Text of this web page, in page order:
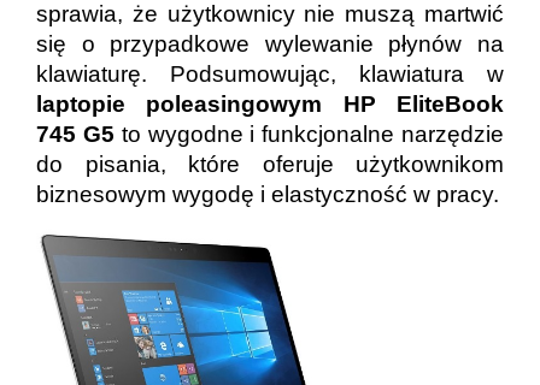
sprawia, że użytkownicy nie muszą martwić
się o przypadkowe wylewanie płynów na
klawiaturę. Podsumowując, klawiatura w
laptopie poleasingowym HP EliteBook
745 G5 to wygodne i funkcjonalne narzędzie
do pisania, które oferuje użytkownikom
biznesowym wygodę i elastyczność w pracy.